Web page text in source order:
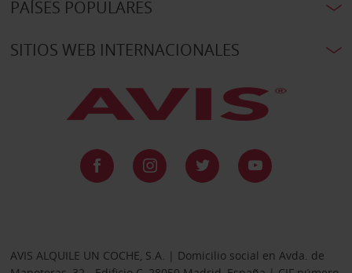
PAÍSES POPULARES
SITIOS WEB INTERNACIONALES
AVIS ALQUILE UN COCHE, S.A. | Domicilio social en Avda. de